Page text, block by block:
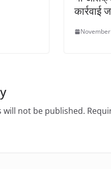
कार्रवाई
will not be published.